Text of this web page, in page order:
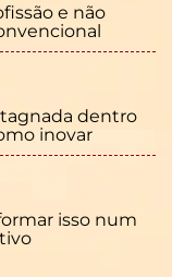
e não
dentro
inovar
isso num